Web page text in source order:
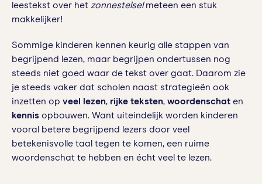
leestekst over het zonnestelselmeteen een stuk
makkelijker!
Sommige kinderen kennen keurig alle stappen van
begrijpend lezen, maar begrijpen ondertussen nog
steeds niet goed waar de tekst over gaat. Daarom zie
je steeds vaker dat scholen naast strategieën ook
inzetten op veel lezen, rijke teksten, woordenschat en
kennis opbouwen. Want uiteindelijk worden kinderen
vooral betere begrijpend lezers door veel
betekenisvolle taal tegen te komen, een ruime
woordenschat te hebben en écht veel te lezen.